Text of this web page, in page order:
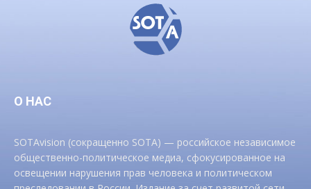
О НАС
SOTAvision (сокращенно SOTA) — российское независимое
общественно-политическое медиа, сфокусированное на
освещении нарушения прав человека и политическом